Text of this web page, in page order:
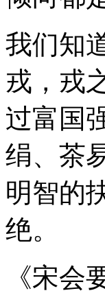
我们知
戎，戎
过富国
绢、茶
明智的
绝。
《宋会